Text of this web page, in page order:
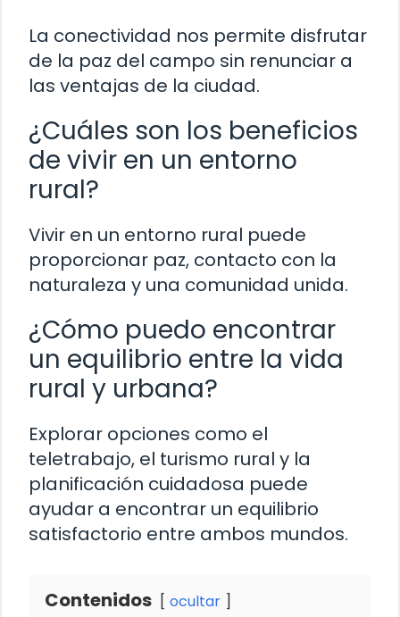
La conectividad nos permite disfrutar
de la paz del campo sin renunciar a
las ventajas de la ciudad.
¿Cuáles son los beneficios
de vivir en un entorno
rural?
Vivir en un entorno rural puede
proporcionar paz, contacto con la
naturaleza y una comunidad unida.
¿Cómo puedo encontrar
un equilibrio entre la vida
rural y urbana?
Explorar opciones como el
teletrabajo, el turismo rural y la
planificación cuidadosa puede
ayudar a encontrar un equilibrio
satisfactorio entre ambos mundos.
Contenidos ocultar